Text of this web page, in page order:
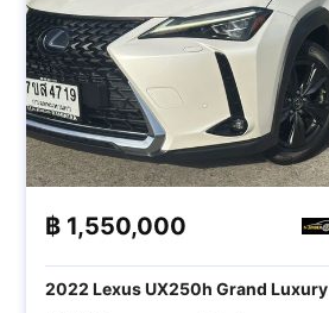
฿ 1,550,000
2022 Lexus UX250h Grand Luxury